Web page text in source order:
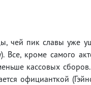
чей пик славы уже
Все, кроме самого
кассовых
официанткой